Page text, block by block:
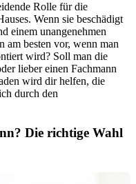
Rolle für die
Wenn sie beschädigt
einem unangenehmen
am besten vor, wenn man
wird? Soll man die
lieber einen Fachmann
wird dir helfen, die
durch den
Die richtige Wahl